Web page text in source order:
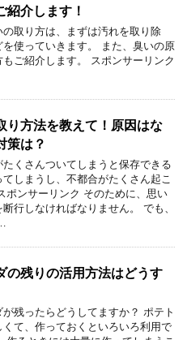
紹介します！
取り方は、まずは汚れを取り除
を使っていきます。 また、臭いの原
もご紹介します。 スポンサーリンク
り方法を教えて！原因はな
策は？
くさんついてしまうと保存できる
しまうし、不都合がたくさん起こ
ポンサーリンク そのために、思い
行しなければなりません。 でも、
の残りの活用方法はどうす
残ったらどうしてますか？ ポテト
て、作っておくといろいろ利用で